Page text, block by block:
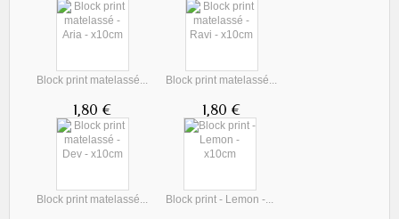
Block print matelassé...
1,80 €
Block print matelassé...
1,80 €
Block print matelassé... Block print - Lemon -...